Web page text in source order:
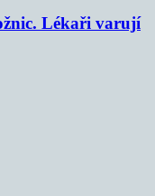
Lékaři varují